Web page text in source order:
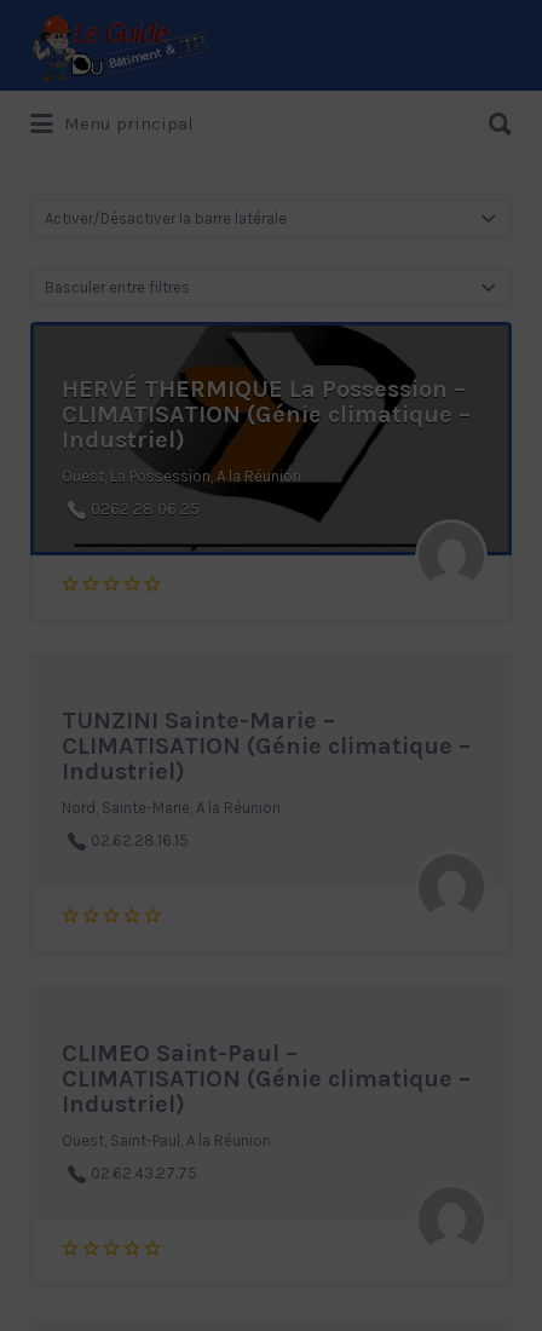
Le Guide de référence depuis 1995
Rechercher:
Menu principal
Activer/Désactiver la barre latérale
Basculer entre filtres
HERVÉ THERMIQUE La Possession –
CLIMATISATION (Génie climatique –
Industriel)
Ouest, La Possession, A la Réunion
0262 28 06 25
TUNZINI Sainte-Marie –
CLIMATISATION (Génie climatique –
Industriel)
Nord, Sainte-Marie, A la Réunion
02.62.28.16.15
CLIMEO Saint-Paul –
CLIMATISATION (Génie climatique –
Industriel)
Ouest, Saint-Paul, A la Réunion
02.62.43.27.75